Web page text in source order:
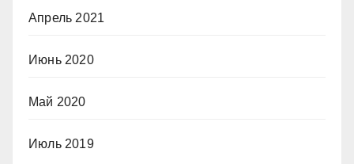
Апрель 2021
Июнь 2020
Май 2020
Июль 2019